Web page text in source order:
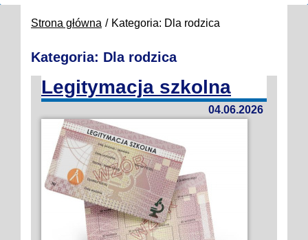
Strona główna Kategoria: Dla rodzica
Kategoria: Dla rodzica
Legitymacja szkolna
04.06.2026